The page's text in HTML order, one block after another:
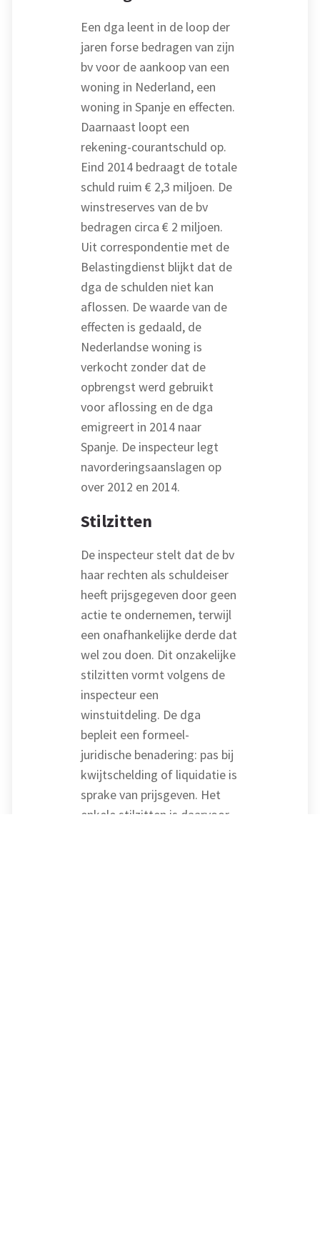
Een dga leent in de loop der
jaren forse bedragen van zijn
bv voor de aankoop van een
woning in Nederland, een
woning in Spanje en effecten.
Daarnaast loopt een
rekening-courantschuld op.
Eind 2014 bedraagt de totale
schuld ruim € 2,3 miljoen. De
winstreserves van de bv
bedragen circa € 2 miljoen.
Uit correspondentie met de
Belastingdienst blijkt dat de
dga de schulden niet kan
aflossen. De waarde van de
effecten is gedaald, de
Nederlandse woning is
verkocht zonder dat de
opbrengst werd gebruikt
voor aflossing en de dga
emigreert in 2014 naar
Spanje. De inspecteur legt
navorderingsaanslagen op
over 2012 en 2014.
Stilzitten
De inspecteur stelt dat de bv
haar rechten als schuldeiser
heeft prijsgegeven door geen
actie te ondernemen, terwijl
een onafhankelijke derde dat
wel zou doen. Dit onzakelijke
stilzitten vormt volgens de
inspecteur een
winstuitdeling. De dga
bepleit een formeel-
juridische benadering: pas bij
kwijtschelding of liquidatie is
sprake van prijsgeven. Het
enkele stilzitten is daarvoor